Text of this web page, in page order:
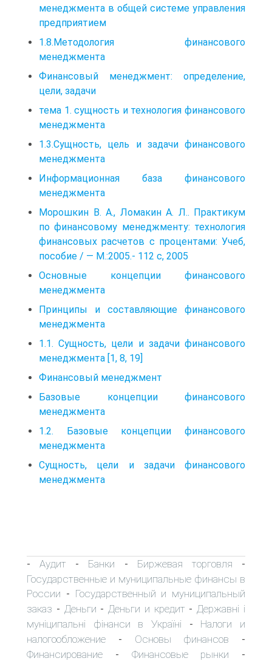
менеджмента в общей системе управления
предприятием
1.8.Методология финансового
менеджмента
Финансовый менеджмент: определение,
цели, задачи
тема 1. сущность и технология финансового
менеджмента
1.3.Сущность, цель и задачи финансового
менеджмента
Информационная база финансового
менеджмента
Морошкин В. А., Ломакин А. Л.. Практикум
по финансовому менеджменту: технология
финансовых расчетов с процентами: Учеб,
пособие / — M.:2005.- 112 с, 2005
Основные концепции финансового
менеджмента
Принципы и составляющие финансового
менеджмента
1.1. Сущность, цели и задачи финансового
менеджмента [1, 8, 19]
Финансовый менеджмент
Базовые концепции финансового
менеджмента
1.2. Базовые концепции финансового
менеджмента
Сущность, цели и задачи финансового
менеджмента
-Аудит - Банки - Биржевая торговля -
Государственные и муниципальные финансы в
России - Государственный и муниципальный
заказ - Деньги - Деньги и кредит - Державні і
муніципальні фінанси в Україні - Налоги и
налогообложение - Основы финансов -
Финансирование - Финансовые рынки -